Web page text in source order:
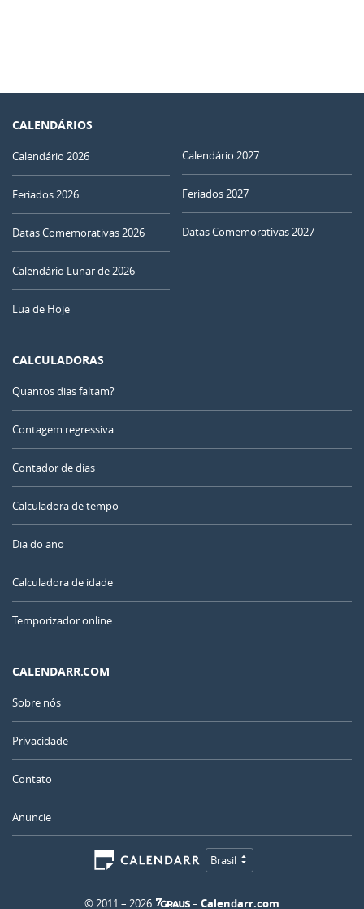
CALENDÁRIOS
Calendário 2026
Feriados 2026
Datas Comemorativas 2026
Calendário Lunar de 2026
Lua de Hoje
Calendário 2027
Feriados 2027
Datas Comemorativas 2027
CALCULADORAS
Quantos dias faltam?
Contagem regressiva
Contador de dias
Calculadora de tempo
Dia do ano
Calculadora de idade
Temporizador online
CALENDARR.COM
Sobre nós
Privacidade
Contato
Anuncie
Brasil
© 2011 – 2026 – Calendarr.com